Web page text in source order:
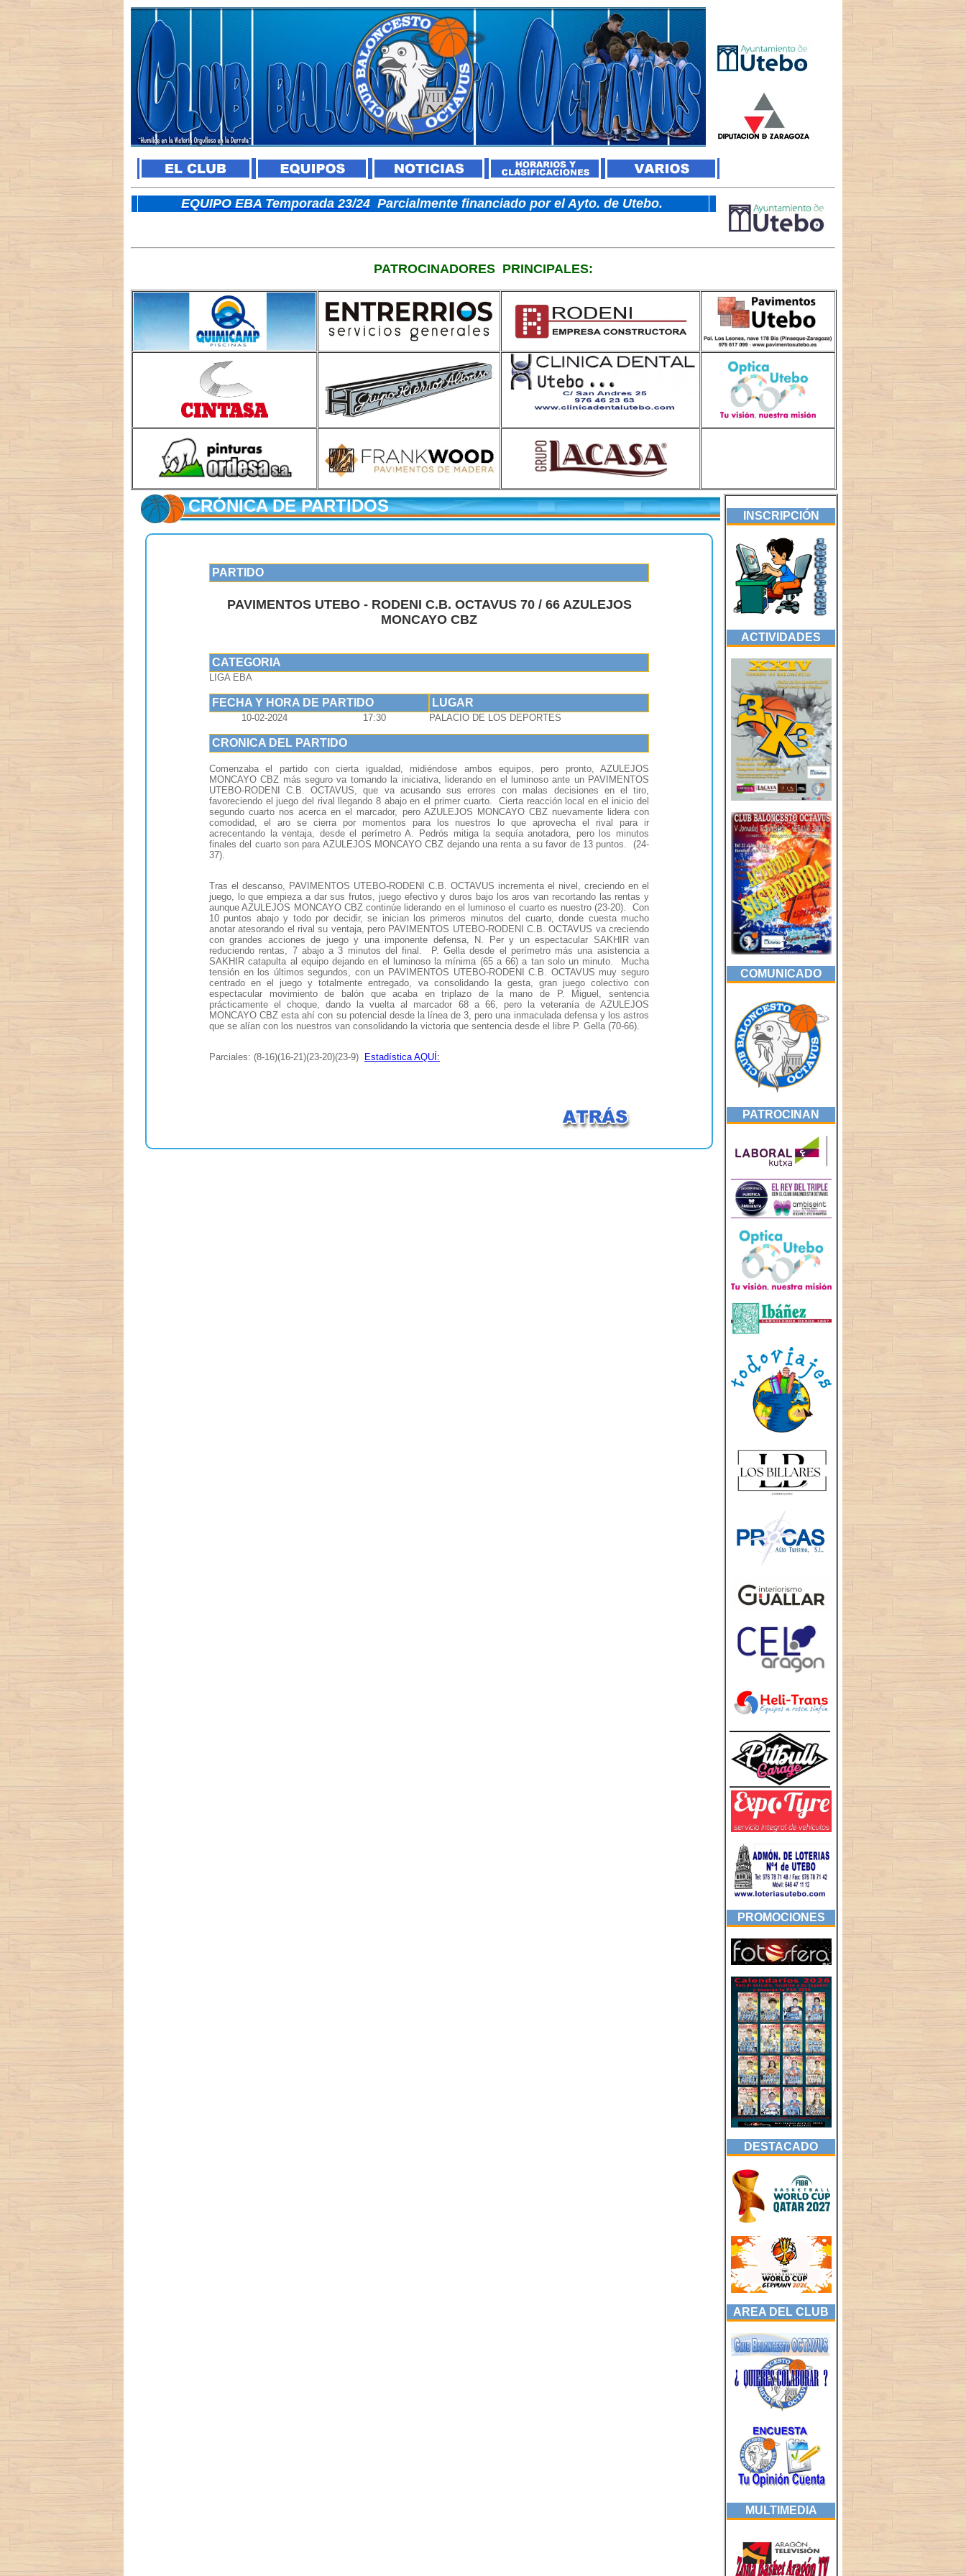
EQUIPO EBA Temporada 23/24 Parcialmente financiado por el Ayto. de Utebo.
PATROCINADORES PRINCIPALES:
CRÓNICA DE PARTIDOS
PARTIDO
PAVIMENTOS UTEBO - RODENI C.B. OCTAVUS 70 / 66 AZULEJOS
MONCAYO CBZ
CATEGORIA
LIGA EBA
FECHA Y HORA DE PARTIDO LUGAR
10-02-2024 17:30 PALACIO DE LOS DEPORTES
CRONICA DEL PARTIDO
Comenzaba el partido con cierta igualdad, midiéndose ambos equipos, pero pronto, AZULEJOS
MONCAYO CBZ más seguro va tomando la iniciativa, liderando en el luminoso ante un PAVIMENTOS
UTEBO-RODENI C.B. OCTAVUS, que va acusando sus errores con malas decisiones en el tiro,
favoreciendo el juego del rival llegando 8 abajo en el primer cuarto. Cierta reacción local en el inicio del
segundo cuarto nos acerca en el marcador, pero AZULEJOS MONCAYO CBZ nuevamente lidera con
comodidad, el aro se cierra por momentos para los nuestros lo que aprovecha el rival para ir
acrecentando la ventaja, desde el perímetro A. Pedrós mitiga la sequía anotadora, pero los minutos
finales del cuarto son para AZULEJOS MONCAYO CBZ dejando una renta a su favor de 13 puntos. (24-
37).
Tras el descanso, PAVIMENTOS UTEBO-RODENI C.B. OCTAVUS incrementa el nivel, creciendo en el
juego, lo que empieza a dar sus frutos, juego efectivo y duros bajo los aros van recortando las rentas y
aunque AZULEJOS MONCAYO CBZ continúe liderando en el luminoso el cuarto es nuestro (23-20). Con
10 puntos abajo y todo por decidir, se inician los primeros minutos del cuarto, donde cuesta mucho
anotar atesorando el rival su ventaja, pero PAVIMENTOS UTEBO-RODENI C.B. OCTAVUS va creciendo
con grandes acciones de juego y una imponente defensa, N. Per y un espectacular SAKHIR van
reduciendo rentas, 7 abajo a 3 minutos del final. P. Gella desde el perímetro más una asistencia a
SAKHIR catapulta al equipo dejando en el luminoso la mínima (65 a 66) a tan solo un minuto. Mucha
tensión en los últimos segundos, con un PAVIMENTOS UTEBO-RODENI C.B. OCTAVUS muy seguro
centrado en el juego y totalmente entregado, va consolidando la gesta, gran juego colectivo con
espectacular movimiento de balón que acaba en triplazo de la mano de P. Miguel, sentencia
prácticamente el choque, dando la vuelta al marcador 68 a 66, pero la veteranía de AZULEJOS
MONCAYO CBZ esta ahí con su potencial desde la línea de 3, pero una inmaculada defensa y los astros
que se alían con los nuestros van consolidando la victoria que sentencia desde el libre P. Gella (70-66).
Parciales: (8-16)(16-21)(23-20)(23-9) Estadística AQUÍ:
INSCRIPCIÓN
ACTIVIDADES
COMUNICADO
PATROCINAN
PROMOCIONES
DESTACADO
AREA DEL CLUB
MULTIMEDIA